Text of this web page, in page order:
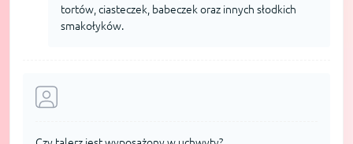
tortów, ciasteczek, babeczek oraz innych słodkich
smakołyków.